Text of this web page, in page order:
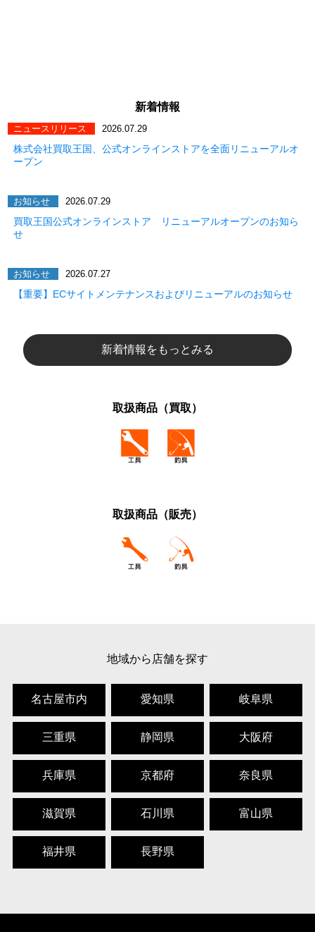
新着情報
ニュースリリース 2026.07.29
株式会社買取王国、公式オンラインストアを全面リニューアルオ
ープン
お知らせ 2026.07.29
買取王国公式オンラインストア リニューアルオープンのお知ら
せ
お知らせ 2026.07.27
【重要】ECサイトメンテナンスおよびリニューアルのお知らせ
新着情報をもっとみる
取扱商品（買取）
取扱商品（販売）
地域から店舗を探す
名古屋市内 愛知県 岐阜県
三重県 静岡県 大阪府
兵庫県 京都府 奈良県
滋賀県 石川県 富山県
福井県 長野県